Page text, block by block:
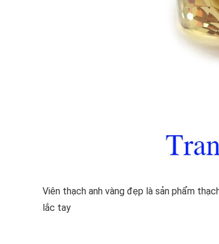
Viên thạch anh vàng đẹp là sản phẩm
lắc tay